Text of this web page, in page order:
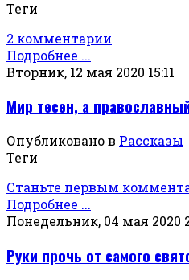
Теги
2 комментарии
Подробнее ...
Вторник, 12 мая 2020 15:11
Мир тесен, а
Опубликовано в Рассказы
Теги
Станьте первым
Подробнее ...
Понедельник, 04 мая 2020
Руки прочь от самого